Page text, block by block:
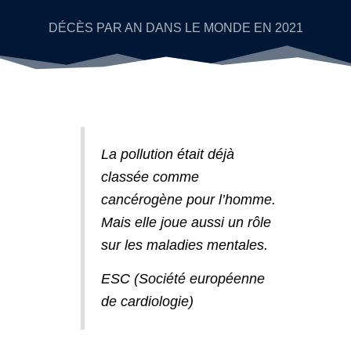
DÉCÈS PAR AN DANS LE MONDE EN 2021
La pollution était déjà
classée comme
cancérogène pour l’homme.
Mais elle joue aussi un rôle
sur les maladies mentales.
ESC (Société européenne
de cardiologie)